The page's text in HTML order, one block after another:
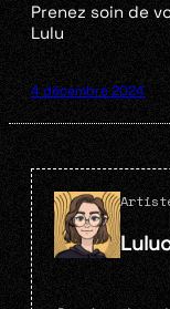
Prenez soin de
Lulu
4 décembre 2024